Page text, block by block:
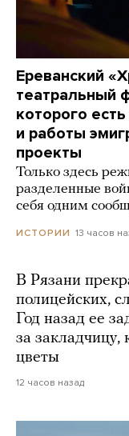
Ереванский
театральный
которого
и работы
проекты
Только здесь
разделенные
себя одним
ИСТОРИИ 13 часов
В Рязани
полицейских,
Год назад ее
за закладчицу,
цветы
12 часов назад